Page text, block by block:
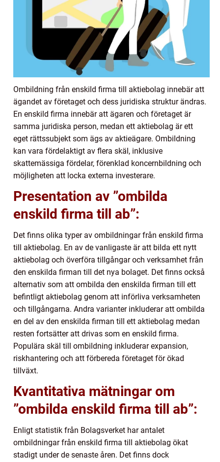
Ombildning från enskild firma till aktiebolag innebär att
ägandet av företaget och dess juridiska struktur ändras.
En enskild firma innebär att ägaren och företaget är
samma juridiska person, medan ett aktiebolag är ett
eget rättssubjekt som ägs av aktieägare. Ombildning
kan vara fördelaktigt av flera skäl, inklusive
skattemässiga fördelar, förenklad koncernbildning och
möjligheten att locka externa investerare.
Presentation av ”ombilda
enskild firma till ab”:
Det finns olika typer av ombildningar från enskild firma
till aktiebolag. En av de vanligaste är att bilda ett nytt
aktiebolag och överföra tillgångar och verksamhet från
den enskilda firman till det nya bolaget. Det finns också
alternativ som att ombilda den enskilda firman till ett
befintligt aktiebolag genom att införliva verksamheten
och tillgångarna. Andra varianter inkluderar att ombilda
en del av den enskilda firman till ett aktiebolag medan
resten fortsätter att drivas som en enskild firma.
Populära skäl till ombildning inkluderar expansion,
riskhantering och att förbereda företaget för ökad
tillväxt.
Kvantitativa mätningar om
”ombilda enskild firma till ab”:
Enligt statistik från Bolagsverket har antalet
ombildningar från enskild firma till aktiebolag ökat
stadigt under de senaste åren. Det finns dock